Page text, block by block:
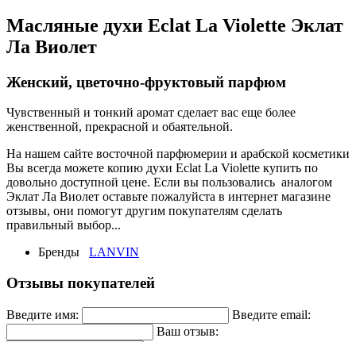
Масляные духи Eclat La Violette Эклат
Ла Виолет
Женский, цветочно-фруктовый парфюм
Чувственный и тонкий аромат сделает вас еще более
женственной, прекрасной и обаятельной.
На нашем сайте восточной парфюмерии и арабской косметики
Вы всегда можете копию духи Eclat La Violette купить по
довольно доступной цене. Если вы пользовались аналогом
Эклат Ла Виолет оставьте пожалуйста в интернет магазине
отзывы, они помогут другим покупателям сделать
правильный выбор...
Бренды
LANVIN
Отзывы покупателей
Введите имя:
Введите email:
Ваш отзыв: